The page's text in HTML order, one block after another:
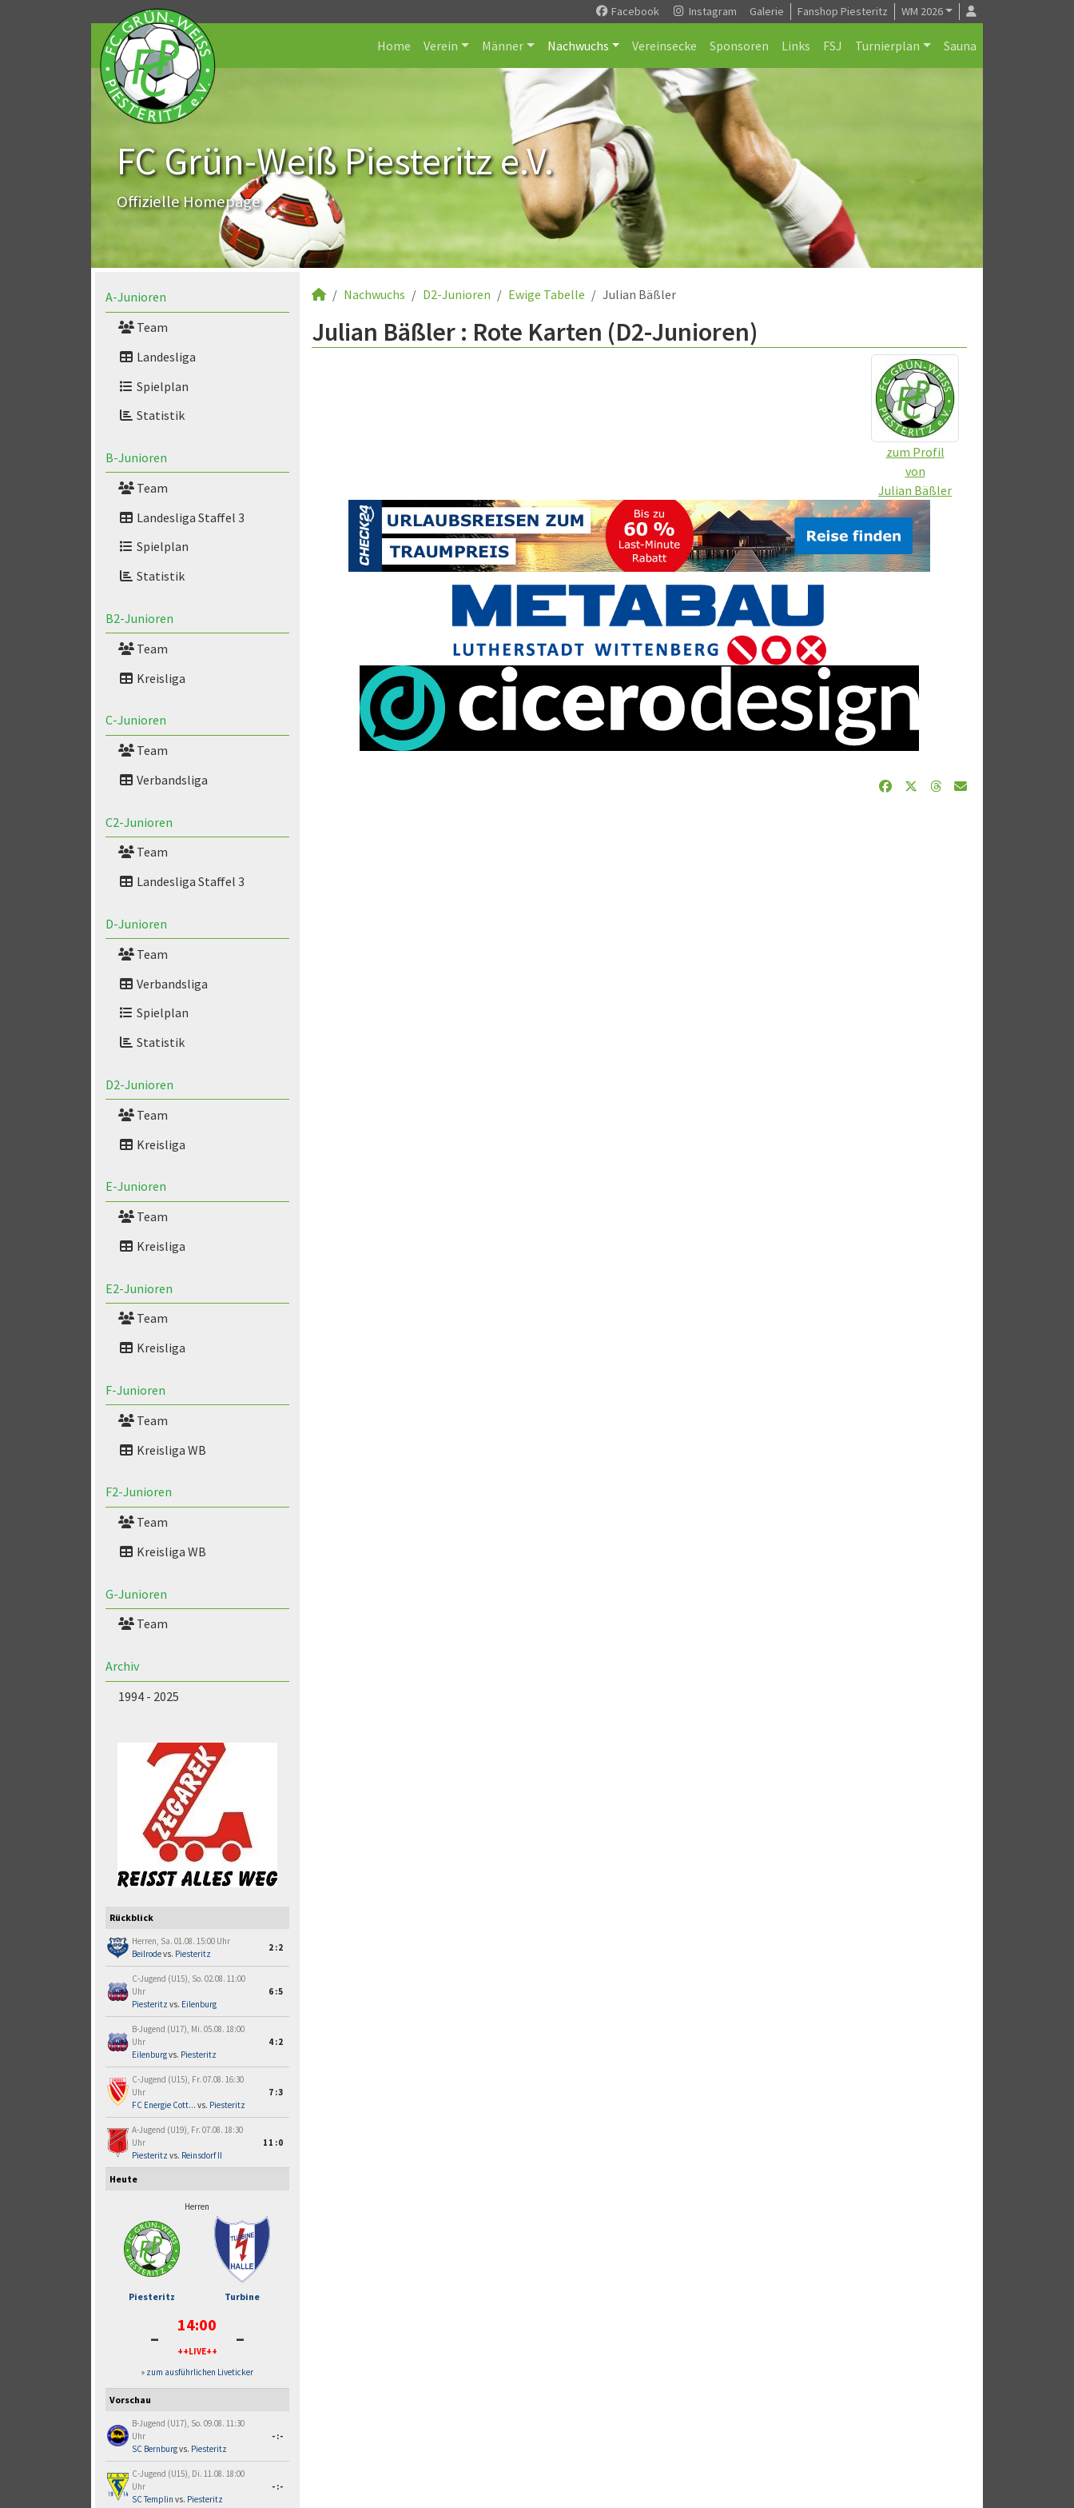
Facebook Instagram Galerie Fanshop Piesteritz WM 2026
Home Verein Männer Nachwuchs Vereinsecke Sponsoren Links FSJ Turnierplan Sauna
FC Grün-Weiß Piesteritz e.V.
Offizielle Homepage
A-Junioren
Team
Landesliga
Spielplan
Statistik
B-Junioren
Team
Landesliga Staffel 3
Spielplan
Statistik
B2-Junioren
Team
Kreisliga
C-Junioren
Team
Verbandsliga
C2-Junioren
Team
Landesliga Staffel 3
D-Junioren
Team
Verbandsliga
Spielplan
Statistik
D2-Junioren
Team
Kreisliga
E-Junioren
Team
Kreisliga
E2-Junioren
Team
Kreisliga
F-Junioren
Team
Kreisliga WB
F2-Junioren
Team
Kreisliga WB
G-Junioren
Team
Archiv
1994 - 2025
Rückblick
Herren, Sa. 01.08. 15:00 Uhr
Beilrodevs. Piesteritz
2:2
C-Jugend (U15), So. 02.08. 11:00
Uhr
Piesteritz vs. Eilenburg
6:5
B-Jugend (U17), Mi. 05.08. 18:00
Uhr
Eilenburgvs. Piesteritz
4:2
C-Jugend (U15), Fr. 07.08. 16:30
Uhr
FC Energie Cott... vs. Piesteritz
7:3
A-Jugend (U19), Fr. 07.08. 18:30
Uhr
Piesteritz vs. Reinsdorf II
11:0
Heute
Herren
Piesteritz Turbine
- 14:00
++LIVE++ -
» zum ausführlichen Liveticker
Vorschau
B-Jugend (U17), So. 09.08. 11:30
Uhr
SC Bernburgvs. Piesteritz
-:-
C-Jugend (U15), Di. 11.08. 18:00
Uhr
SC Templin vs. Piesteritz
-:-
Nachwuchs D2-Junioren Ewige Tabelle Julian Bäßler
Julian Bäßler : Rote Karten (D2-Junioren)
zum Profil
von
Julian Bäßler